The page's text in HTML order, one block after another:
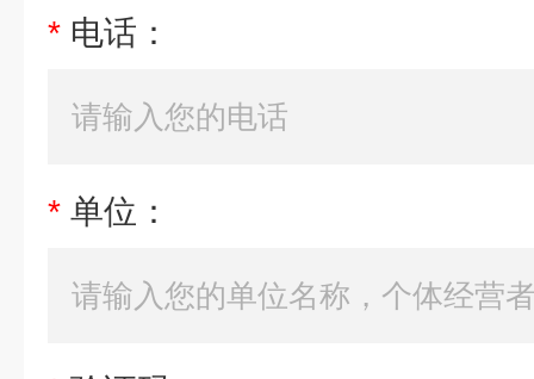
* 电话：
* 单位：